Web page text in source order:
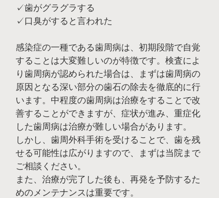
✓歯がグラグラする
✓口臭がすると言われた
感染症の一種である歯周病は、初期段階で自覚
することは大変難しいのが特徴です。検査によ
り歯周病が認められた場合は、まずは歯周病の
原因となる深い部分の歯石の除去を徹底的に行
います。中程度の歯周病は治療をすることで改
善することができますが、症状が進み、重症化
した歯周病は治療が難しい場合があります。
しかし、歯周外科手術を受けることで、歯を残
せる可能性は広がりますので、まずは当院まで
ご相談ください。
また、治療が完了した後も、再発を予防するた
めのメンテナンスは重要です。